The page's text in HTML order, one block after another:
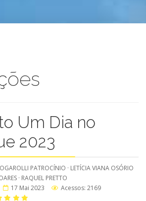
Um Dia no
2023
PATROCÍNIO · LETÍCIA VIANA OSÓRIO
· RAQUEL PRETTO
17 Mai 2023
Acessos: 2169